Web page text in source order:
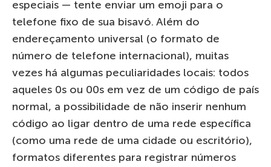
especiais — tente enviar um emoji para o
telefone fixo de sua bisavó. Além do
endereçamento universal (o formato de
número de telefone internacional), muitas
vezes há algumas peculiaridades locais: todos
aqueles 0s ou 00s em vez de um código de país
normal, a possibilidade de não inserir nenhum
código ao ligar dentro de uma rede específica
(como uma rede de uma cidade ou escritório),
formatos diferentes para registrar números